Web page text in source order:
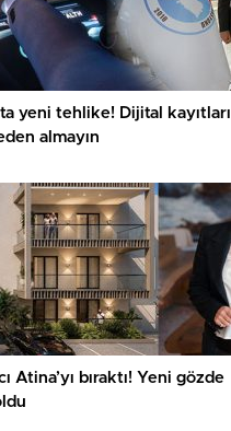
yeni tehlike! Dijital kayıtları
almayın
Atina’yı bıraktı! Yeni gözde